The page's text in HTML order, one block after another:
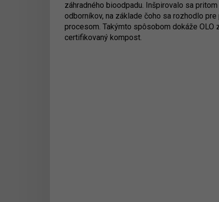
záhradného bioodpadu. Inšpirovalo sa
odborníkov, na základe čoho sa rozhodlo
procesom. Takýmto spôsobom dokáže
certifikovaný kompost.